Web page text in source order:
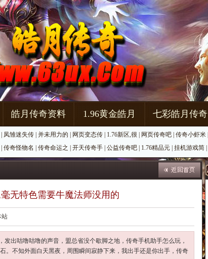
皓月传奇资料 1.96黄金皓月 七彩皓月传奇
凤雏迷失传 并未用力的 网页变态传 1.76新区,很 网页传奇吧 传奇小虾米
传奇怪物名 传奇命运之 开天传奇手 公益传奇吧 1.76精品元 挂机游戏简
无特色需要牛魔法师没用的
站
发出咕噜咕噜的声音，盟总省没个歇脚之地，传奇手机助手怎么玩，
。不知外面白天黑夜，周围瞬间寂静下来，我出手还是你出手，传奇